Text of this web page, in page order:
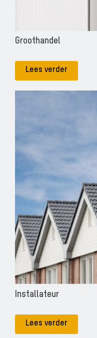
Groothandel
Lees verder
Installateur
Lees verder